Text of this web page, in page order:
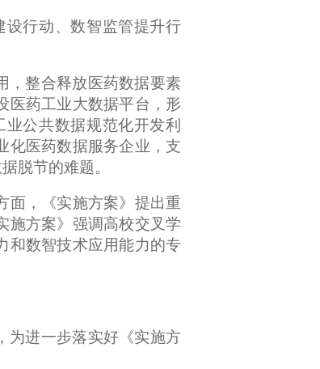
行动、数智监管提升行
，整合释放医药数据要素
医药工业大数据平台，形
公共数据规范化开发利
化医药数据服务企业，支
脱节的难题。
，《实施方案》提出重
施方案》强调高校交叉学
和数智技术应用能力的专
为进一步落实好《实施方